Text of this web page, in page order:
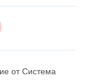
от Система